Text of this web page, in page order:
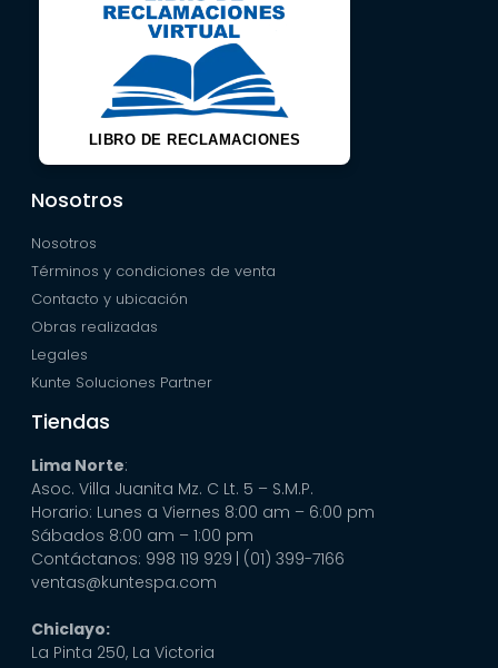
LIBRO DE RECLAMACIONES
Nosotros
Nosotros
Términos y condiciones de venta
Contacto y ubicación
Obras realizadas
Legales
Kunte Soluciones Partner
Tiendas
Lima Norte:
Asoc. Villa Juanita Mz. C Lt. 5 – S.M.P.
Horario: Lunes a Viernes 8:00 am – 6:00 pm
Sábados 8:00 am – 1:00 pm
Contáctanos: 998 119 929 | (01) 399-7166
ventas@kuntespa.com
Chiclayo:
La Pinta 250, La Victoria